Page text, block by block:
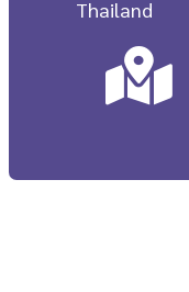
Thailand